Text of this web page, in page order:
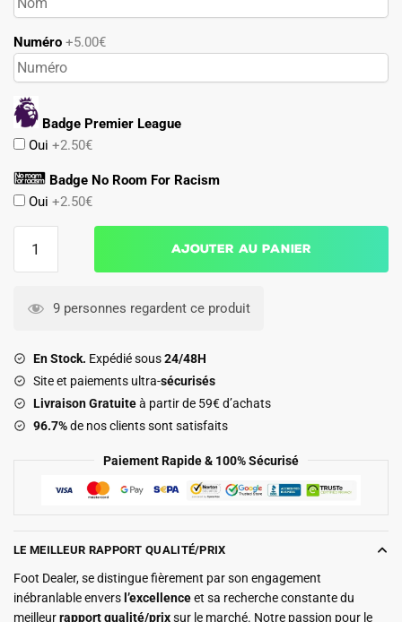
Numéro +5.00€
Badge Premier League
Oui +2.50€
Badge No Room For Racism
Oui +2.50€
Leeds
2026
Exterieur
Ajouter au panier
9 personnes regardent ce produit
En Stock. Expédié sous24/48H
Site et paiements ultra-sécurisés
Livraison Gratuiteà partir de 59€ d’achats
96.7%de nos clients sont satisfaits
Paiement Rapide & 100% Sécurisé
LE MEILLEUR RAPPORT QUALITÉ/PRIX
Foot Dealer, se distingue fièrement par son engagement
inébranlable envers l’excellenceet sa recherche constante du
meilleurrapport qualité/prixsur le marché. Notre passion pour le